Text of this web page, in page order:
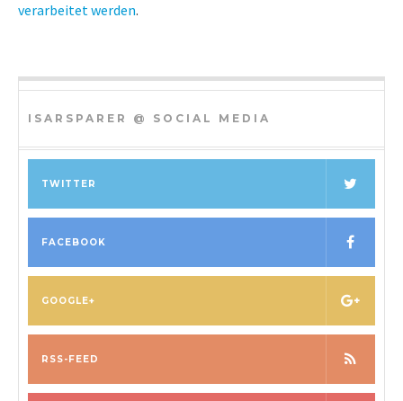
verarbeitet werden.
ISARSPARER @ SOCIAL MEDIA
TWITTER
FACEBOOK
GOOGLE+
RSS-FEED